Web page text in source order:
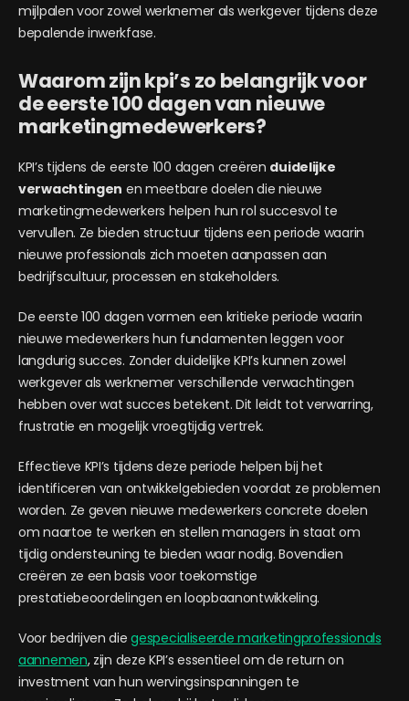
mijlpalen voor zowel werknemer als werkgever tijdens deze
bepalende inwerkfase.
Waarom zijn kpi’s zo belangrijk voor
de eerste 100 dagen van nieuwe
marketingmedewerkers?
KPI’s tijdens de eerste 100 dagen creëren duidelijke
verwachtingen en meetbare doelen die nieuwe
marketingmedewerkers helpen hun rol succesvol te
vervullen. Ze bieden structuur tijdens een periode waarin
nieuwe professionals zich moeten aanpassen aan
bedrijfscultuur, processen en stakeholders.
De eerste 100 dagen vormen een kritieke periode waarin
nieuwe medewerkers hun fundamenten leggen voor
langdurig succes. Zonder duidelijke KPI’s kunnen zowel
werkgever als werknemer verschillende verwachtingen
hebben over wat succes betekent. Dit leidt tot verwarring,
frustratie en mogelijk vroegtijdig vertrek.
Effectieve KPI’s tijdens deze periode helpen bij het
identificeren van ontwikkelgebieden voordat ze problemen
worden. Ze geven nieuwe medewerkers concrete doelen
om naartoe te werken en stellen managers in staat om
tijdig ondersteuning te bieden waar nodig. Bovendien
creëren ze een basis voor toekomstige
prestatiebeoordelingen en loopbaanontwikkeling.
Voor bedrijven diegespecialiseerde marketingprofessionals
aannemen, zijn deze KPI’s essentieel om de return on
investment van hun wervingsinspanningen te